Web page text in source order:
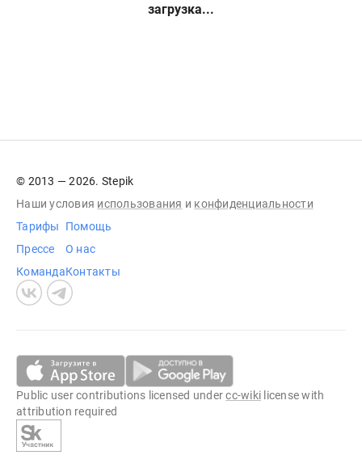
загрузка...
© 2013 — 2026. Stepik
Наши условия использования и конфиденциальности
Тарифы
Прессе
Команда
Помощь
О нас
Контакты
Public user contributions licensed undercc-wiki license with
attribution required